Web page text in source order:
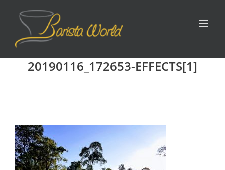
Inhalt
springen
20190116_172653-EFFECTS[1]